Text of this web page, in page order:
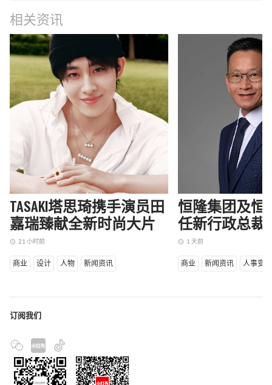
相关资讯
TASAKI塔思琦携手演员田
嘉瑞臻献全新时尚大片
access_time 21 小时前
商业 设计 人物 新闻资讯
恒隆集团及恒
任新行政总裁
access_time 1 天前
商业 新闻资讯 人事变动
订阅我们